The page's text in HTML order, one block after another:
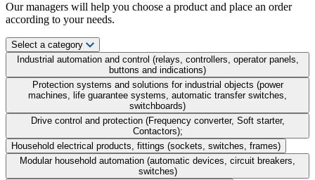
Our managers will help you choose a product and place an order
according to your needs.
Select a category
Industrial automation and control (relays, controllers, operator panels,
buttons and indications)
Protection systems and solutions for industrial objects (power
machines, life guarantee systems, automatic transfer switches,
switchboards)
Drive control and protection (Frequency converter, Soft starter,
Contactors);
Household electrical products, fittings (sockets, switches, frames)
Modular household automation (automatic devices, circuit breakers,
switches)